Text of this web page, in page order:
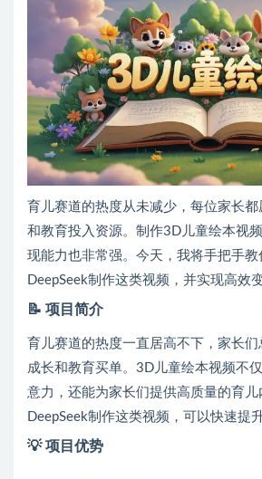
育儿赛道的热度从未减少，每位家长
和教育投入资源。制作3D儿童绘本视
现能力也非常强。今天，我将手把手教
DeepSeek制作这类视频，并实现高效变
📝 项目简介
育儿赛道的热度一直居高不下，家长
成长和教育买单。3D儿童绘本视频不
意力，还能为家长们提供高质量的育儿
DeepSeek制作这类视频，可以快速提
💡项目优势